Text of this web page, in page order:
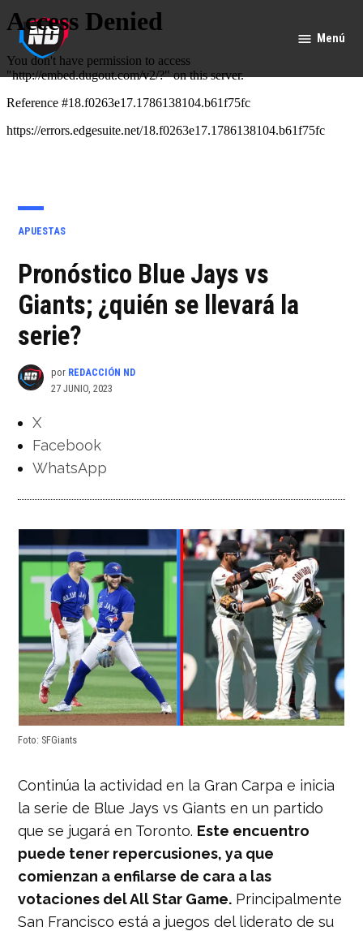
Saltar
al
contenido
Deportes
Menú
PUBLICADO
APUESTAS
Pronóstico Blue Jays vs
Giants; ¿quién se llevará la
serie?
por REDACCIÓN ND
27 JUNIO, 2023
X
Facebook
WhatsApp
Foto: SFGiants
Continúa la actividad en la Gran Carpa e inicia
la serie de Blue Jays vs Giants en un partido
que se jugará en Toronto. Este encuentro
puede tener repercusiones, ya que
comienzan a enfilarse de cara a las
votaciones del All Star Game. Principalmente
San Francisco está a juegos del liderato de su